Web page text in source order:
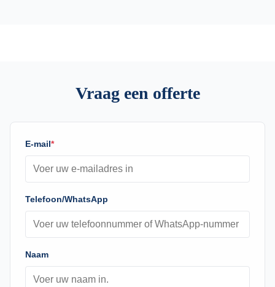
Vraag een offerte
E-mail*
Telefoon/WhatsApp
Naam